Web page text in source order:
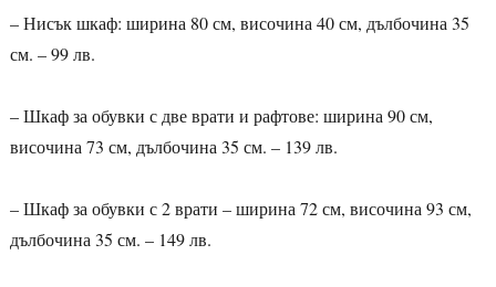
– Нисък шкаф: ширина 80 см, височина 40 см, дълбочина 35
см. – 99 лв.
– Шкаф за обувки с две врати и рафтове: ширина 90 см,
височина 73 см, дълбочина 35 см. – 139 лв.
– Шкаф за обувки с 2 врати – ширина 72 см, височина 93 см,
дълбочина 35 см. – 149 лв.